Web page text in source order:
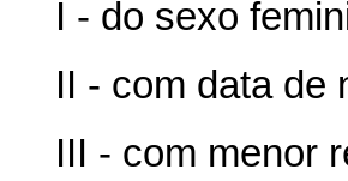
I - do sexo
II - com data de
III - com menor